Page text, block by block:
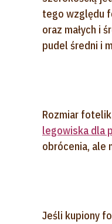
tego względu
oraz małych i
pudel średni i
Rozmiar
legowiska dla
obrócenia, ale
Jeśli kupiony